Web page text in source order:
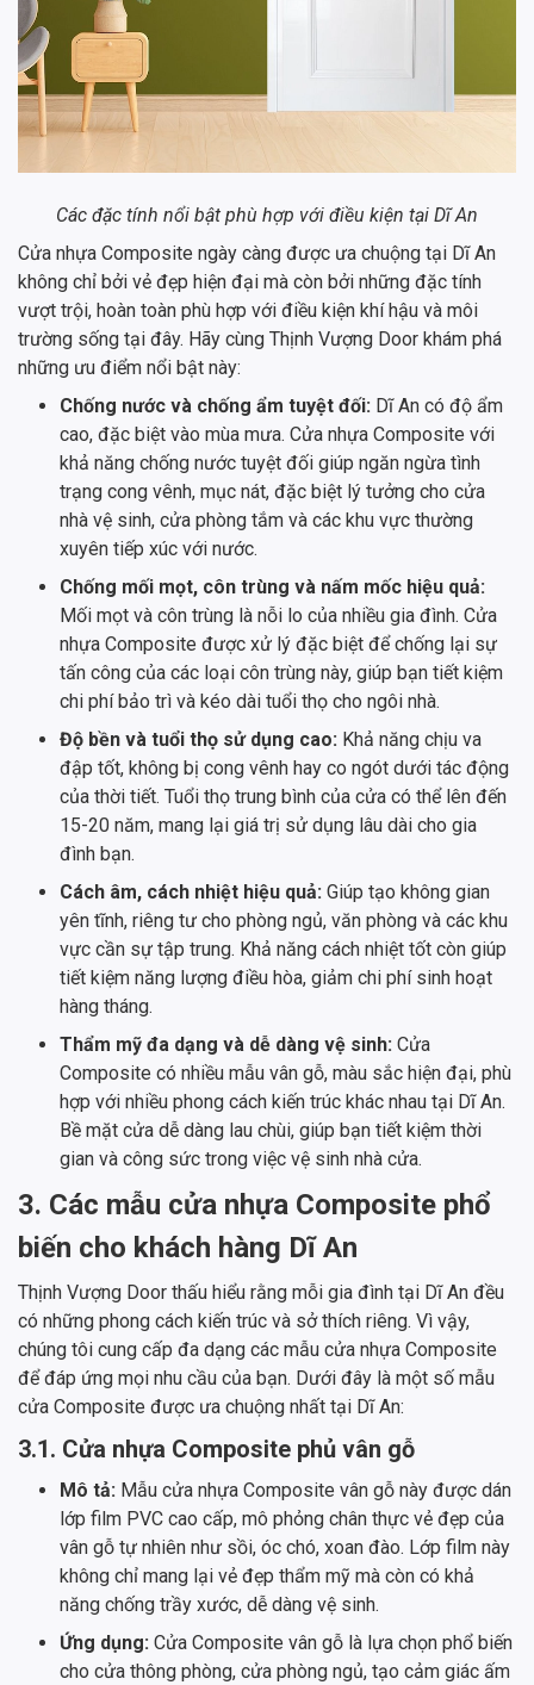
Các đặc tính nổi bật phù hợp với điều kiện tại Dĩ An
Cửa nhựa Composite ngày càng được ưa chuộng tại Dĩ An
không chỉ bởi vẻ đẹp hiện đại mà còn bởi những đặc tính
vượt trội, hoàn toàn phù hợp với điều kiện khí hậu và môi
trường sống tại đây. Hãy cùng Thịnh Vượng Door khám phá
những ưu điểm nổi bật này:
Chống nước và chống ẩm tuyệt đối: Dĩ An có độ ẩm
cao, đặc biệt vào mùa mưa. Cửa nhựa Composite với
khả năng chống nước tuyệt đối giúp ngăn ngừa tình
trạng cong vênh, mục nát, đặc biệt lý tưởng cho cửa
nhà vệ sinh, cửa phòng tắm và các khu vực thường
xuyên tiếp xúc với nước.
Chống mối mọt, côn trùng và nấm mốc hiệu quả:
Mối mọt và côn trùng là nỗi lo của nhiều gia đình. Cửa
nhựa Composite được xử lý đặc biệt để chống lại sự
tấn công của các loại côn trùng này, giúp bạn tiết kiệm
chi phí bảo trì và kéo dài tuổi thọ cho ngôi nhà.
Độ bền và tuổi thọ sử dụng cao: Khả năng chịu va
đập tốt, không bị cong vênh hay co ngót dưới tác động
của thời tiết. Tuổi thọ trung bình của cửa có thể lên đến
15-20 năm, mang lại giá trị sử dụng lâu dài cho gia
đình bạn.
Cách âm, cách nhiệt hiệu quả: Giúp tạo không gian
yên tĩnh, riêng tư cho phòng ngủ, văn phòng và các khu
vực cần sự tập trung. Khả năng cách nhiệt tốt còn giúp
tiết kiệm năng lượng điều hòa, giảm chi phí sinh hoạt
hàng tháng.
Thẩm mỹ đa dạng và dễ dàng vệ sinh: Cửa
Composite có nhiều mẫu vân gỗ, màu sắc hiện đại, phù
hợp với nhiều phong cách kiến trúc khác nhau tại Dĩ An.
Bề mặt cửa dễ dàng lau chùi, giúp bạn tiết kiệm thời
gian và công sức trong việc vệ sinh nhà cửa.
3. Các mẫu cửa nhựa Composite phổ
biến cho khách hàng Dĩ An
Thịnh Vượng Door thấu hiểu rằng mỗi gia đình tại Dĩ An đều
có những phong cách kiến trúc và sở thích riêng. Vì vậy,
chúng tôi cung cấp đa dạng các mẫu cửa nhựa Composite
để đáp ứng mọi nhu cầu của bạn. Dưới đây là một số mẫu
cửa Composite được ưa chuộng nhất tại Dĩ An:
3.1. Cửa nhựa Composite phủ vân gỗ
Mô tả: Mẫu cửa nhựa Composite vân gỗ này được dán
lớp film PVC cao cấp, mô phỏng chân thực vẻ đẹp của
vân gỗ tự nhiên như sồi, óc chó, xoan đào. Lớp film này
không chỉ mang lại vẻ đẹp thẩm mỹ mà còn có khả
năng chống trầy xước, dễ dàng vệ sinh.
Ứng dụng: Cửa Composite vân gỗ là lựa chọn phổ biến
cho cửa thông phòng, cửa phòng ngủ, tạo cảm giác ấm